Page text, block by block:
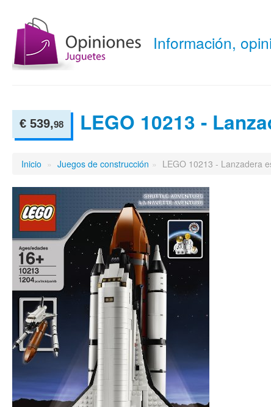
Información,
€ 539,98 LEGO 10213 -
Inicio » Juegos de construcción » LEGO 10213 - Lanzadera